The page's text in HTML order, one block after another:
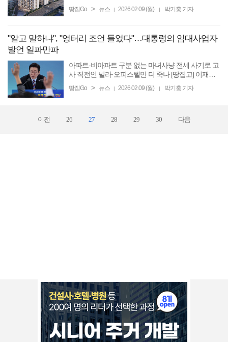
는 하이엔드 시니어 레지던스 ‘소요한남 by 파르나
땅집Go > 뉴스 | 2026.02.09 (월) | 박기홍 기자
"알고 말하냐", "엉터리 조언 들었다"…대통령의 임대사업자
발언 일파만파
아파트-비아파트 구분 없는 마녀사냥 전세 사기로 고
사 직전인 빌라·오피스텔만 더 죽나 [땅집고] 이재명
제기하면서 시장의 긴장감이 다시 높아지고 있다. 다
땅집Go > 뉴스 2026.02.09 (월) 박기홍 기자
이전 26 27 28 29 30 다음